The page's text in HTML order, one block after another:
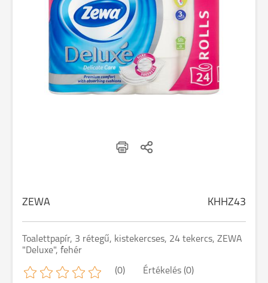
ZEWA KHHZ43
Toalettpapír, 3 rétegű, kistekercses, 24 tekercs, ZEWA
"Deluxe", fehér
(0) Értékelés (0)